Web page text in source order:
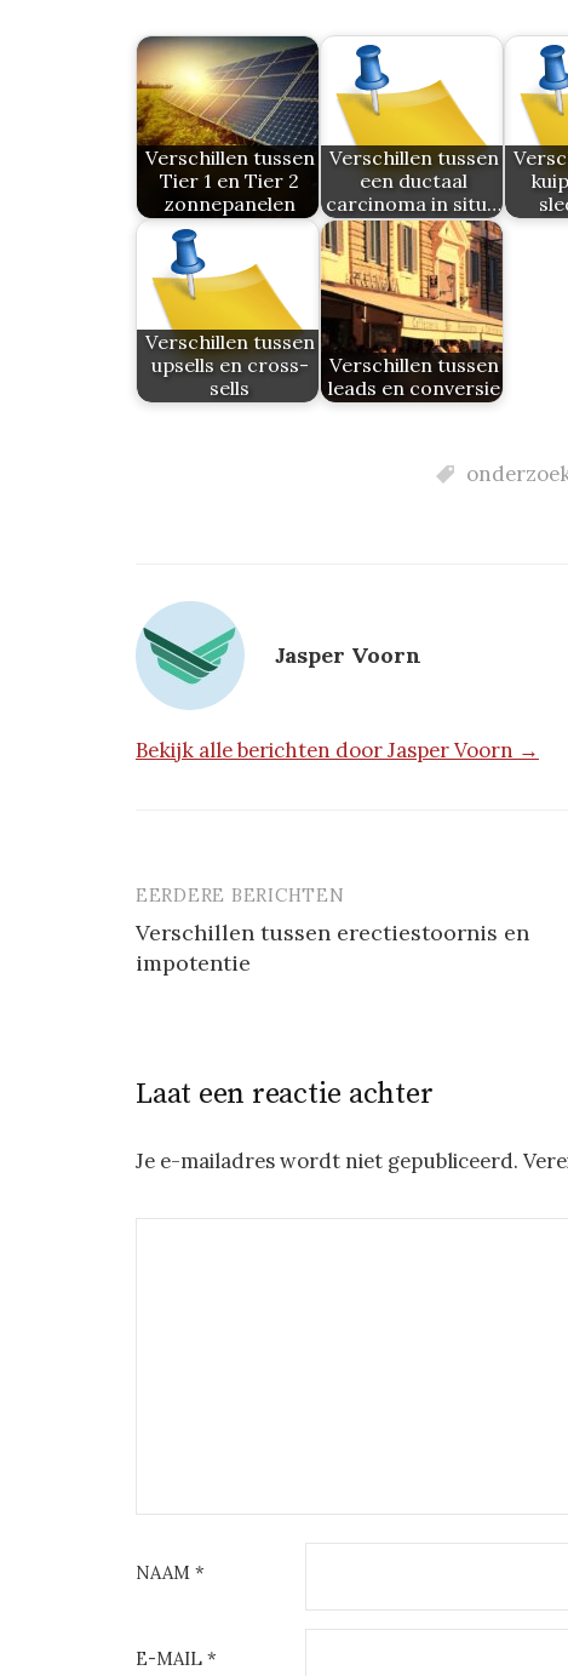
Verschillen tussen
Tier 1 en Tier 2
zonnepanelen
Verschillen tussen
een ductaal
carcinoma in situ…
Verschillen tussen
upsells en cross-
sells
Verschillen tussen
leads en conversie
Jasper Voorn
Bekijk alle berichten door Jasper Voorn →
Berichtnavigatie
EERDERE BERICHTEN
Verschillen tussen erectiestoornis en
impotentie
Laat een reactie achter
Je e-mailadres wordt niet gepubliceerd.
NAAM *
E-MAIL *